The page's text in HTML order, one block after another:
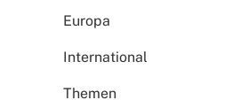
Europa
International
Themen